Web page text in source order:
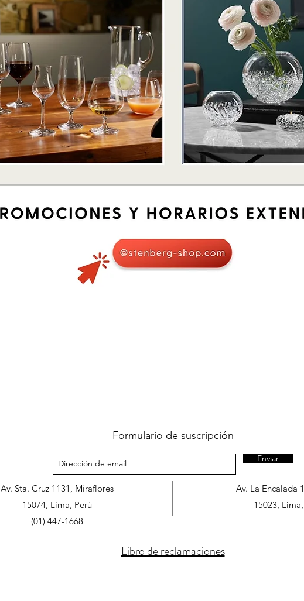
Formulario de suscripción
Enviar
Av. Sta. Cruz 1131, Miraflores
15074, Lima, Perú
Av. La Encalada
15023,
(01) 447-1668
Libro de reclamaciones